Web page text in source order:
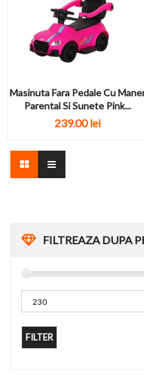
FILTREAZA DUPA
FILTER
Masinuta Fara Pedale Cu
Parental Si Sunete Pink...
239.00 lei